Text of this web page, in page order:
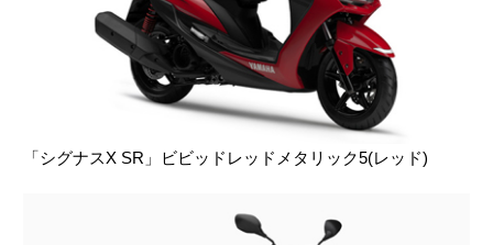
「シグナスX SR」ビビッドレッドメタリック5(レッド)